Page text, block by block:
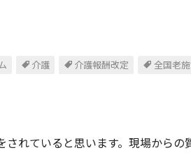
介護 介護報酬改定 全国老
されていると思います。現場から